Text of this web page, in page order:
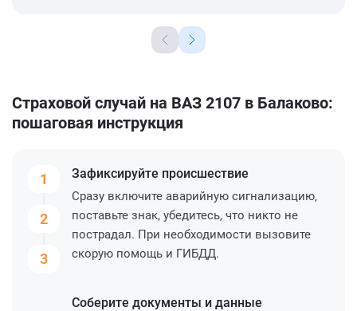
Страховой случай на ВАЗ 2107 в Балаково:
пошаговая инструкция
1
2
3
Зафиксируйте происшествие
Сразу включите аварийную сигнализацию,
поставьте знак, убедитесь, что никто не
пострадал. При необходимости вызовите
скорую помощь и ГИБДД.
Соберите документы и данные